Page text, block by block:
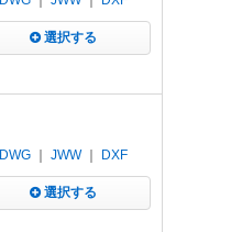
選択する
DWG JWW｜ DXF
選択する